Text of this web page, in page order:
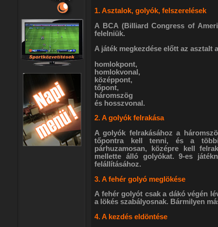
1. Asztalok, golyók, felszerelések
A BCA (Billiard Congress of
felelniük.
A játék megkezdése előtt az asztalt
homlokpont,
homlokvonal,
középpont,
tőpont,
háromszög
és hosszvonal.
2. A golyók felrakása
A golyók felrakásához a
tőpontra kell tenni, és a többi
párhuzamosan, középre kell
mellette álló golyókat. 9-es
felállításához.
3. A fehér golyó meglökése
A fehér golyót csak a dákó végén
a lökés szabályosnak. Bármilyen
4. A kezdés eldöntése